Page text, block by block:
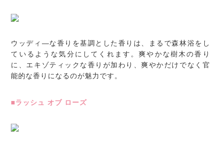
ウッディ―な香りを基調とした香りは、まるで森林浴をし
ているような気分にしてくれます。爽やかな樹木の香り
に、エキゾティックな香りが加わり、爽やかだけでなく官
能的な香りになるのが魅力です。
■ラッシュ オブ ローズ